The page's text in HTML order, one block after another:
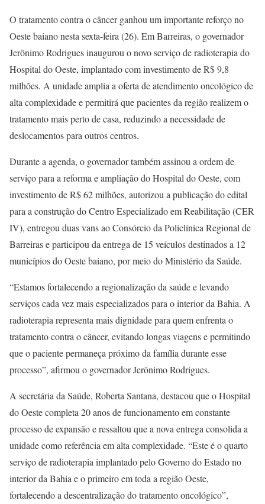
O tratamento contra o câncer ganhou um importante reforço no
Oeste baiano nesta sexta-feira (26). Em Barreiras, o governador
Jerônimo Rodrigues inaugurou o novo serviço de radioterapia do
Hospital do Oeste, implantado com investimento de R$ 9,8
milhões. A unidade amplia a oferta de atendimento oncológico de
alta complexidade e permitirá que pacientes da região realizem o
tratamento mais perto de casa, reduzindo a necessidade de
deslocamentos para outros centros.
Durante a agenda, o governador também assinou a ordem de
serviço para a reforma e ampliação do Hospital do Oeste, com
investimento de R$ 62 milhões, autorizou a publicação do edital
para a construção do Centro Especializado em Reabilitação (CER
IV), entregou duas vans ao Consórcio da Policlínica Regional de
Barreiras e participou da entrega de 15 veículos destinados a 12
municípios do Oeste baiano, por meio do Ministério da Saúde.
“Estamos fortalecendo a regionalização da saúde e levando
serviços cada vez mais especializados para o interior da Bahia. A
radioterapia representa mais dignidade para quem enfrenta o
tratamento contra o câncer, evitando longas viagens e permitindo
que o paciente permaneça próximo da família durante esse
processo”, afirmou o governador Jerônimo Rodrigues.
A secretária da Saúde, Roberta Santana, destacou que o Hospital
do Oeste completa 20 anos de funcionamento em constante
processo de expansão e ressaltou que a nova entrega consolida a
unidade como referência em alta complexidade. “Este é o quarto
serviço de radioterapia implantado pelo Governo do Estado no
interior da Bahia e o primeiro em toda a região Oeste,
fortalecendo a descentralização do tratamento oncológico”,